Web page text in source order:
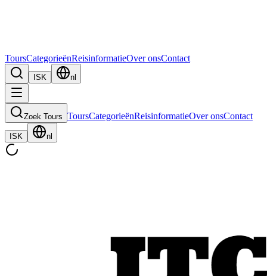
ToursCategorieënReisinformatieOver onsContact
ISK nl
Zoek Tours ToursCategorieënReisinformatieOver onsContact
ISK nl